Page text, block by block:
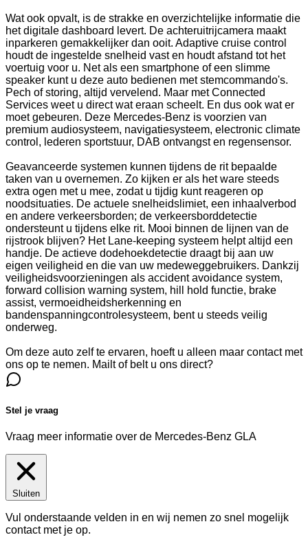
Wat ook opvalt, is de strakke en overzichtelijke informatie die
het digitale dashboard levert. De achteruitrijcamera maakt
inparkeren gemakkelijker dan ooit. Adaptive cruise control
houdt de ingestelde snelheid vast en houdt afstand tot het
voertuig voor u. Net als een smartphone of een slimme
speaker kunt u deze auto bedienen met stemcommando's.
Pech of storing, altijd vervelend. Maar met Connected
Services weet u direct wat eraan scheelt. En dus ook wat er
moet gebeuren. Deze Mercedes-Benz is voorzien van
premium audiosysteem, navigatiesysteem, electronic climate
control, lederen sportstuur, DAB ontvangst en regensensor.
Geavanceerde systemen kunnen tijdens de rit bepaalde
taken van u overnemen. Zo kijken er als het ware steeds
extra ogen met u mee, zodat u tijdig kunt reageren op
noodsituaties. De actuele snelheidslimiet, een inhaalverbod
en andere verkeersborden; de verkeersborddetectie
ondersteunt u tijdens elke rit. Mooi binnen de lijnen van de
rijstrook blijven? Het Lane-keeping systeem helpt altijd een
handje. De actieve dodehoekdetectie draagt bij aan uw
eigen veiligheid en die van uw medeweggebruikers. Dankzij
veiligheidsvoorzieningen als accident avoidance system,
forward collision warning system, hill hold functie, brake
assist, vermoeidheidsherkenning en
bandenspanningcontrolesysteem, bent u steeds veilig
onderweg.
Om deze auto zelf te ervaren, hoeft u alleen maar contact met
ons op te nemen. Mailt of belt u ons direct?
Stel je vraag
Vraag meer informatie over de Mercedes-Benz GLA
Sluiten
Vul onderstaande velden in en wij nemen zo snel mogelijk
contact met je op.